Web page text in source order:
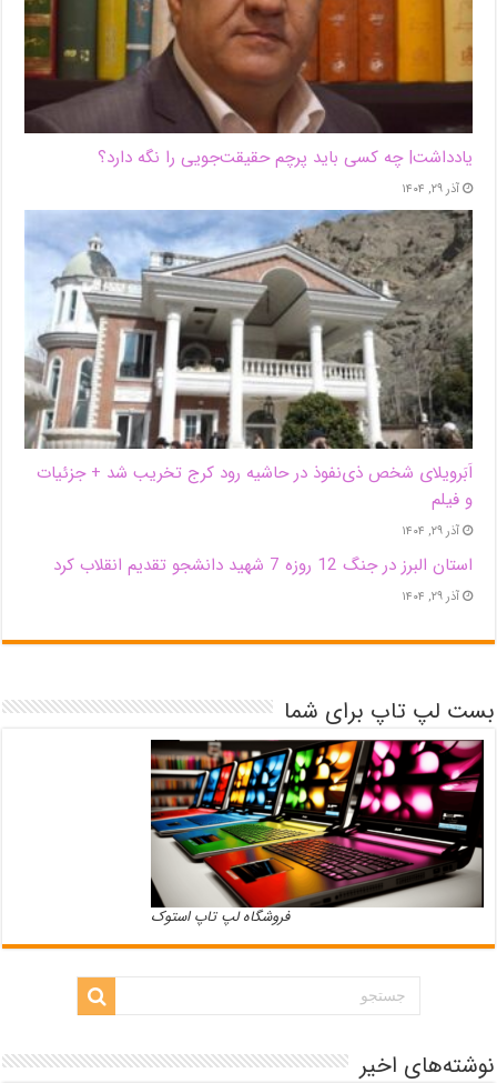
یادداشت| ‌چه کسی باید پرچم حقیقت‌جویی را نگه دارد؟
آذر ۲۹, ۱۴۰۴
اَبَر‌ویلای شخص ذی‌نفوذ در حاشیه‌ رود کرج تخریب شد + جزئیات
و فیلم
آذر ۲۹, ۱۴۰۴
استان البرز در جنگ 12 روزه 7 شهید دانشجو تقدیم انقلاب کرد
آذر ۲۹, ۱۴۰۴
بست لپ تاپ برای شما
فروشگاه لپ تاپ استوک
نوشته‌های اخیر